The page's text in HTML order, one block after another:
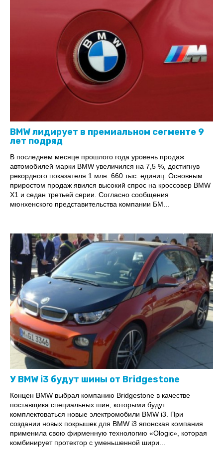
BMW лидирует в премиальном сегменте 9
лет подряд
В последнем месяце прошлого года уровень продаж
автомобилей марки BMW увеличился на 7,5 %, достигнув
рекордного показателя 1 млн. 660 тыс. единиц. Основным
приростом продаж явился высокий спрос на кроссовер BMW
X1 и седан третьей серии. Согласно сообщения
мюнхенского представительства компании БМ...
У BMW i3 будут шины от Bridgestone
Концен BMW выбрал компанию Bridgestone в качестве
поставщика специальных шин, которыми будут
комплектоваться новые электромобили BMW i3. При
создании новых покрышек для BMW i3 японская компания
применила свою фирменную технологию «Ologic», которая
комбинирует протектор с уменьшенной шири...